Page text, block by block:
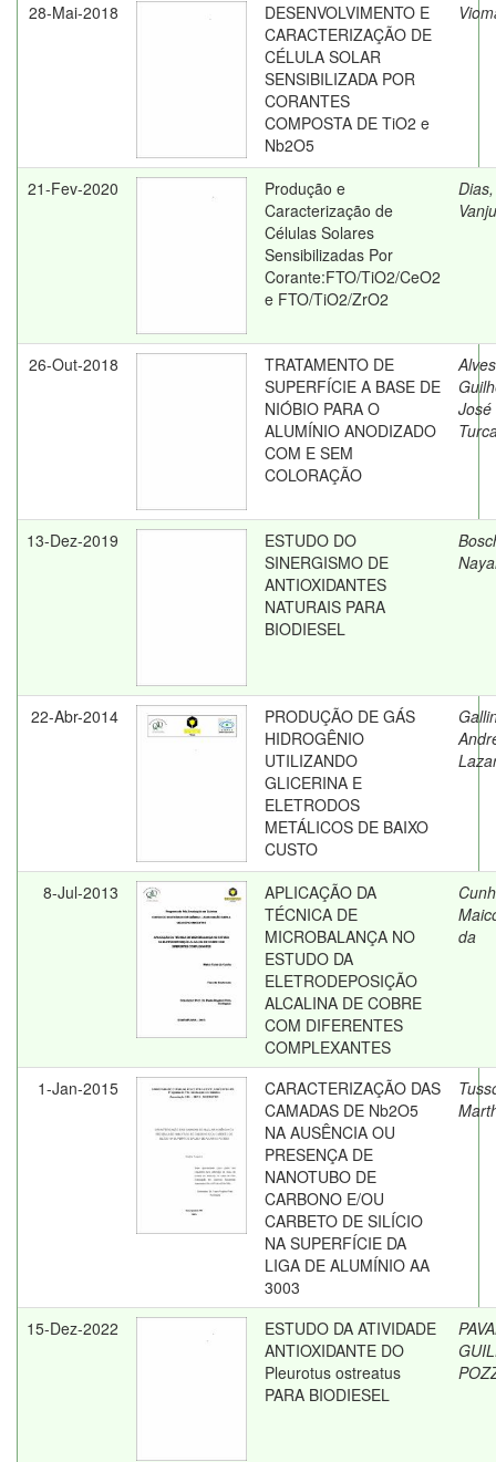
28-Mai-2018
DESENVOLVIMENTO E
CARACTERIZAÇÃO DE
CÉLULA SOLAR
SENSIBILIZADA POR
CORANTES
COMPOSTA DE TiO2 e
Nb2O5
21-Fev-2020
Produção e
Caracterização de
Células Solares
Sensibilizadas Por
Corante:FTO/TiO2/CeO2
e FTO/TiO2/ZrO2
26-Out-2018
TRATAMENTO DE
SUPERFÍCIE A BASE DE
NIÓBIO PARA O
ALUMÍNIO ANODIZADO
COM E SEM
COLORAÇÃO
José
13-Dez-2019
ESTUDO DO
SINERGISMO DE
ANTIOXIDANTES
NATURAIS PARA
BIODIESEL
22-Abr-2014
PRODUÇÃO DE GÁS
HIDROGÊNIO
UTILIZANDO
GLICERINA E
ELETRODOS
METÁLICOS DE BAIXO
CUSTO
8-Jul-2013
APLICAÇÃO DA
TÉCNICA DE
MICROBALANÇA NO
ESTUDO DA
ELETRODEPOSIÇÃO
ALCALINA DE COBRE
COM DIFERENTES
COMPLEXANTES
da
1-Jan-2015
CARACTERIZAÇÃO DAS
CAMADAS DE Nb2O5
NA AUSÊNCIA OU
PRESENÇA DE
NANOTUBO DE
CARBONO E/OU
CARBETO DE SILÍCIO
NA SUPERFÍCIE DA
LIGA DE ALUMÍNIO AA
3003
15-Dez-2022
ESTUDO DA ATIVIDADE
ANTIOXIDANTE DO
Pleurotus ostreatus
PARA BIODIESEL